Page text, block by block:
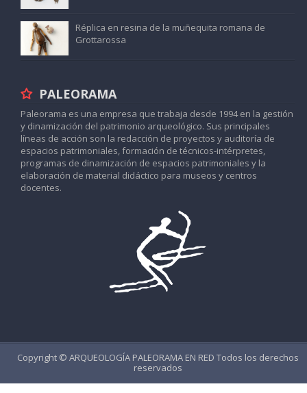
Réplica en resina de la muñequita romana de
Grottarossa
PALEORAMA
Paleorama es una empresa que trabaja desde 1994 en la gestión
y dinamización del patrimonio arqueológico. Sus principales
líneas de acción son la redacción de proyectos y auditoría de
espacios patrimoniales, formación de técnicos-intérpretes,
programas de dinamización de espacios patrimoniales y la
elaboración de material didáctico para museos y centros
docentes.
Copyright © ARQUEOLOGÍA PALEORAMA EN RED Todos los derechos
reservados